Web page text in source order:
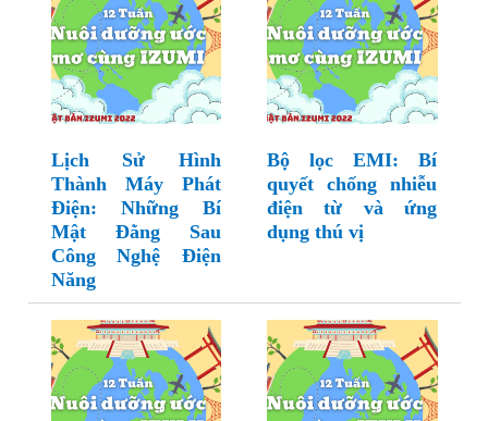
Lịch Sử Hình
Thành Máy Phát
Điện: Những Bí
Mật Đằng Sau
Công Nghệ Điện
Năng
Bộ lọc EMI: Bí
quyết chống nhiễu
điện từ và ứng
dụng thú vị